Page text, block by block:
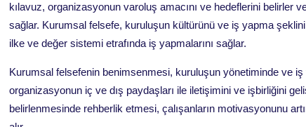
kılavuz, organizasyonun varoluş amacını ve hedeflerini belirler
sağlar. Kurumsal felsefe, kuruluşun kültürünü ve iş yapma
ilke ve değer sistemi etrafında iş yapmalarını sağlar.
Kurumsal felsefenin benimsenmesi, kuruluşun yönetiminde ve
organizasyonun iç ve dış paydaşları ile iletişimini ve işbirliğini
belirlenmesinde rehberlik etmesi, çalışanların motivasyonunu